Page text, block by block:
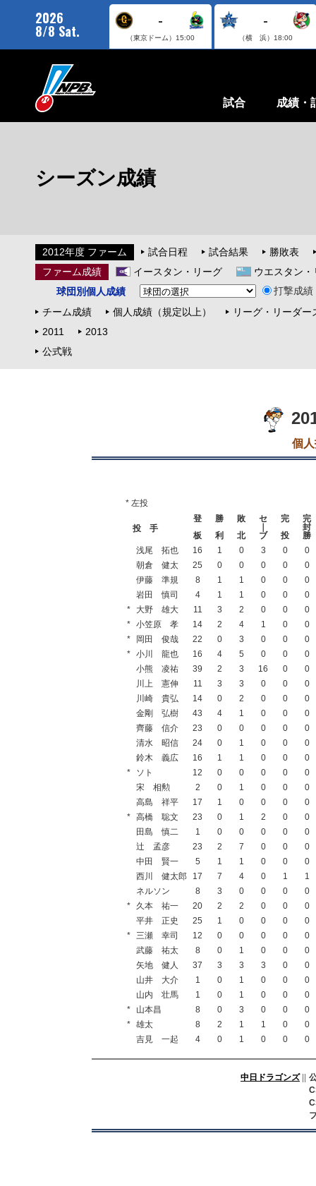
2026
8/8 Sat.
-
（東京ドーム） 15:00
-
（横 浜） 18:00
試合 成績・
シーズン成績
2012年度 ファーム 試合日程 試合結果
勝敗表
ファーム成績
イースタン・リーグ
ウエスタン・
球団別個人成績
打撃成績
チーム成績
個人成績（規定以上）
リーグ・リーダー
2011
2013
公式戦
個
* 左投
投 手
登
板
勝
利
敗
北
セ
ブ
完
投
完
封
勝
浅尾 拓也
16 1 0 3 0
0
朝倉 健太
25 0 0 0 0
0
伊藤 準規
8 1 1 0 0
0
岩田 慎司
4 1 1 0 0
0
*
大野 雄大 11 3 2 0 0
0
* 小笠原 孝 14 2 4 1 0
0
*
岡田 俊哉 22 0 3 0 0
0
* 小川 龍也 16 4 5 0 0
0
小熊 凌祐
39 2 3 16 0
0
川上 憲伸
11 3 3 0 0
0
川崎 貴弘
14 0 2 0 0
0
金剛 弘樹
43 4 1 0 0
0
齊藤 信介
23 0 0 0 0
0
清水 昭信
24 0 1 0 0
0
鈴木 義広
16 1 1 0 0
0
*
ソト 12 0 0 0 0
0
宋 相勲
2 0 1 0 0
0
高島 祥平
17 1 0 0 0
0
* 高橋 聡文 23 0 1 2 0
0
田島 慎二
1 0 0 0 0
0
辻 孟彦
23 2 7 0 0
0
中田 賢一
5 1 1 0 0
0
西川 健太郎
17 7 4 0 1
1
ネルソン
8 3 0 0 0
0
*
久本 祐一 20 2 2 0 0
0
平井 正史
25 1 0 0 0
0
* 三瀬 幸司 12 0 0 0 0
0
武藤 祐太
8 0 1 0 0
0
矢地 健人
37 3 3 3 0
0
山井 大介
1 0 1 0 0
0
山内 壮馬
1 0 1 0 0
0
*
山本昌 8 0 3 0 0
0
* 雄太 8 2 1 1 0
0
吉見 一起
4 0 1 0 0 0
中日ドラゴンズ